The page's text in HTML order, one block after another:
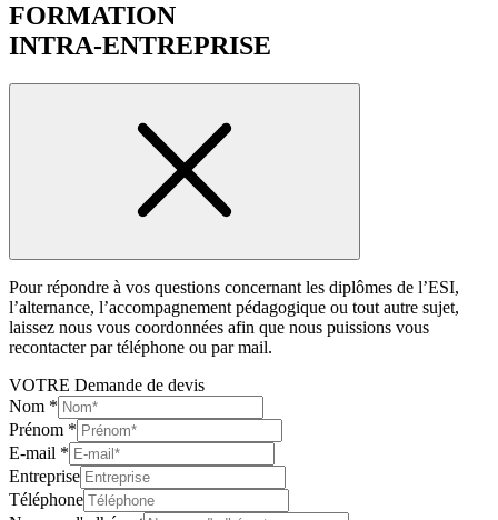
FORMATION
INTRA-ENTREPRISE
Pour répondre à vos questions concernant les diplômes de l’ESI,
l’alternance, l’accompagnement pédagogique ou tout autre sujet,
laissez nous vous coordonnées afin que nous puissions vous
recontacter par téléphone ou par mail.
VOTRE Demande de devis
Nom *
Prénom *
E-mail *
Entreprise
Téléphone